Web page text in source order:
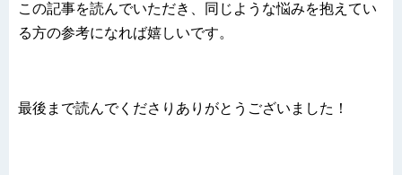
この記事を読んでいただき、同じような悩みを抱えてい
る方の参考になれば嬉しいです。
最後まで読んでくださりありがとうございました！